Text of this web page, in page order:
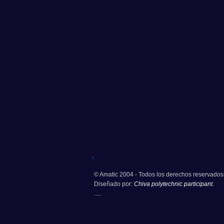
↑
© Amatic 2004 - Todos los derechos
Diseñado por: Chiva polytechnic participant.